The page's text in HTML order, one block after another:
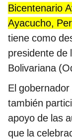
Bicentenario
Ayacucho,
tiene como
presidente de
Bolivariana
El
también
apoyo de las
que la